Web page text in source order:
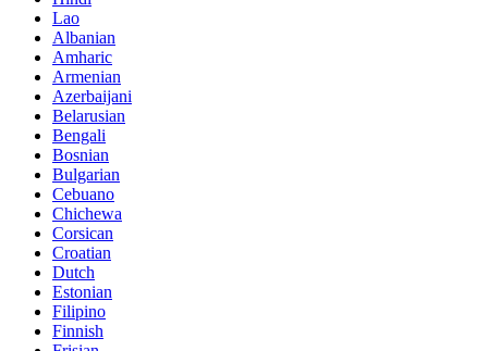
Lao
Albanian
Amharic
Armenian
Azerbaijani
Belarusian
Bengali
Bosnian
Bulgarian
Cebuano
Chichewa
Corsican
Croatian
Dutch
Estonian
Filipino
Finnish